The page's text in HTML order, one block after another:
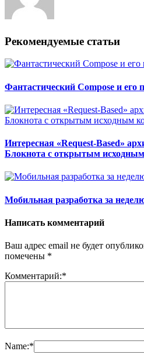
Рекомендуемые статьи
Фантастический Compose и
Интересная «Request-Based»
Блокнота с открытым
Мобильная разработка за
Написать комментарий
Ваш адрес email не будет
помечены *
Комментарий:*
Name:*